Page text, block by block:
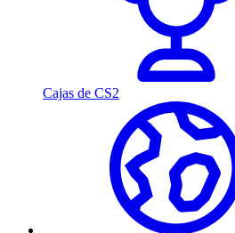
Cajas de CS2